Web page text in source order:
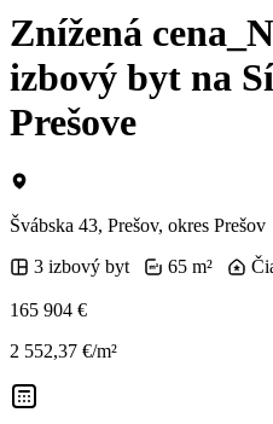
Znížená
izbový byt na
Prešove
Švábska 43, Prešov, okres Prešov
3 izbový byt
65 m²
165 904 €
2 552,37 €/m²